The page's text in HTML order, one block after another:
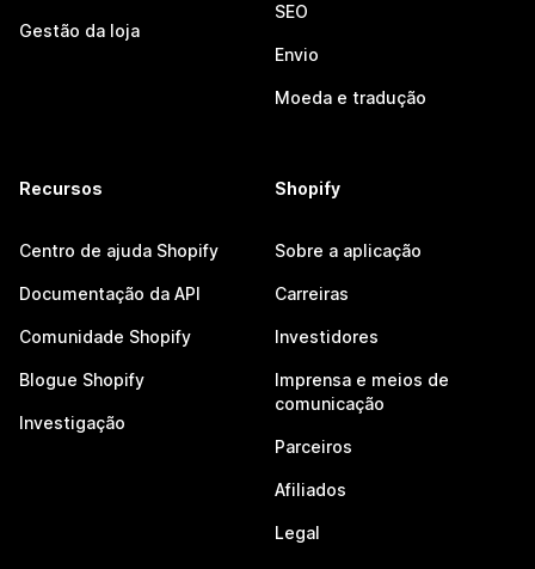
Gestão da loja
SEO
Envio
Moeda e tradução
Recursos
Centro de ajuda Shopify
Documentação da API
Comunidade Shopify
Blogue Shopify
Investigação
Shopify
Sobre a aplicação
Carreiras
Investidores
Imprensa e meios de
comunicação
Parceiros
Afiliados
Legal